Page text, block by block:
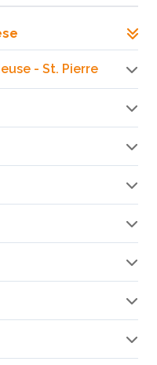
- St. Pierre